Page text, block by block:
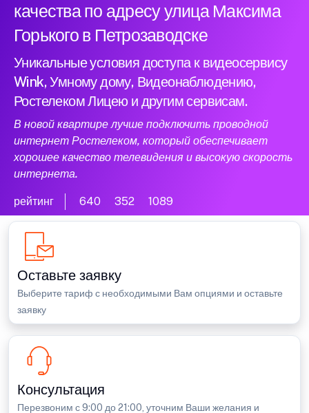
качества по адресу улица Максима
Горького в Петрозаводске
Уникальные условия доступа к видеосервису
Wink, Умному дому, Видеонаблюдению,
Ростелеком Лицею и другим сервисам.
В новой квартире лучше подключить проводной
интернет Ростелеком, который обеспечивает
хорошее качество телевидения и высокую скорость
интернета.
рейтинг 640 352 1089
Оставьте заявку
Выберите тариф с необходимыми Вам опциями и оставьте
заявку
Консультация
Перезвоним с 9:00 до 21:00, уточним Ваши желания и